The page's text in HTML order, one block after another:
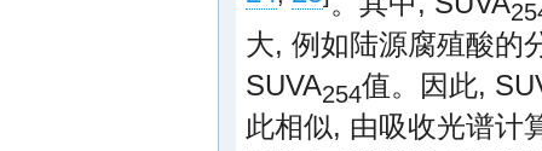
大, 例如陆源腐殖酸的
SUVA254值。因此,
此相似, 由吸收光谱计